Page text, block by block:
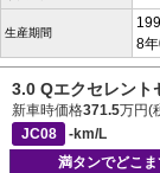
生産期間
8
3.0 Qエクセレント
新車時価格371.5万円(
JC08
-km/L
満タンでどこま